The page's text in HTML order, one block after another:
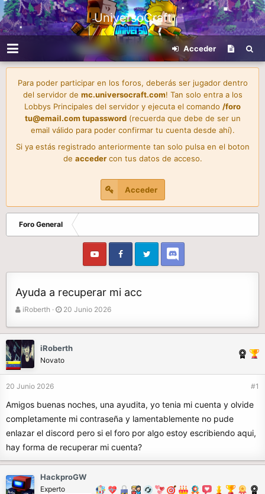
UniversoCraft
Acceder
Para poder participar en los foros, deberás ser jugador dentro
del servidor de mc.universocraft.com! Tan solo entra a los
Lobbys Principales del servidor y ejecuta el comando /foro
tu@email.com tupassword(recuerda que debe de ser un
email válido para poder confirmar tu cuenta desde ahí).
Si ya estás registrado anteriormente tan solo pulsa en el boton
de accedercon tus datos de acceso.
Acceder
Foro General
Ayuda a recuperar mi acc
A
o
r
iRoberth
F
a
d
e
i
c
i
20 Junio 2026
iRoberth
Novato
20 Junio 2026 #1
Amigos buenas noches, una ayudita, yo tenia mi cuenta y olvide
completamente mi contraseña y lamentablemente no pude
enlazar el discord pero si el foro por algo estoy escribiendo aqui,
hay forma de recuperar mi cuenta?
HackproGW
Experto